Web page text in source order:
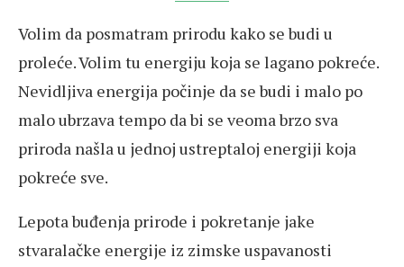
Volim da posmatram prirodu kako se budi u
proleće. Volim tu energiju koja se lagano pokreće.
Nevidljiva energija počinje da se budi i malo po
malo ubrzava tempo da bi se veoma brzo sva
priroda našla u jednoj ustreptaloj energiji koja
pokreće sve.
Lepota buđenja prirode i pokretanje jake
stvaralačke energije iz zimske uspavanosti